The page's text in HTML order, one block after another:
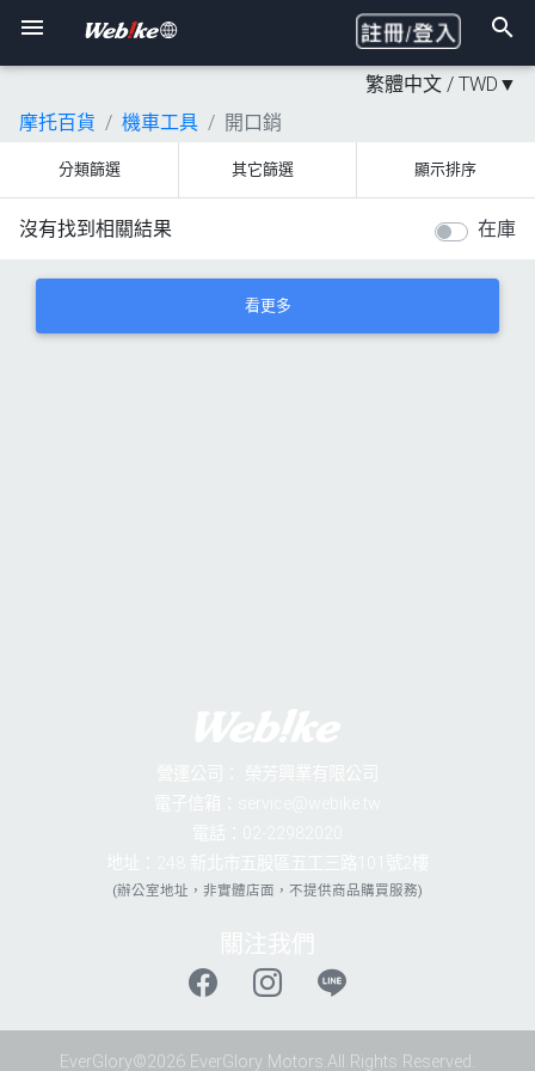
繁體中文 / TWD ▼
摩托百貨
機車工具 開口銷
分類篩選 其它篩選 顯示排序
沒有找到相關結果 在庫
看更多
(辦公室地址，非實體店面，不提供商品購買服務)
EverGlory©2026 EverGlory Motors.All Rights Reserved.